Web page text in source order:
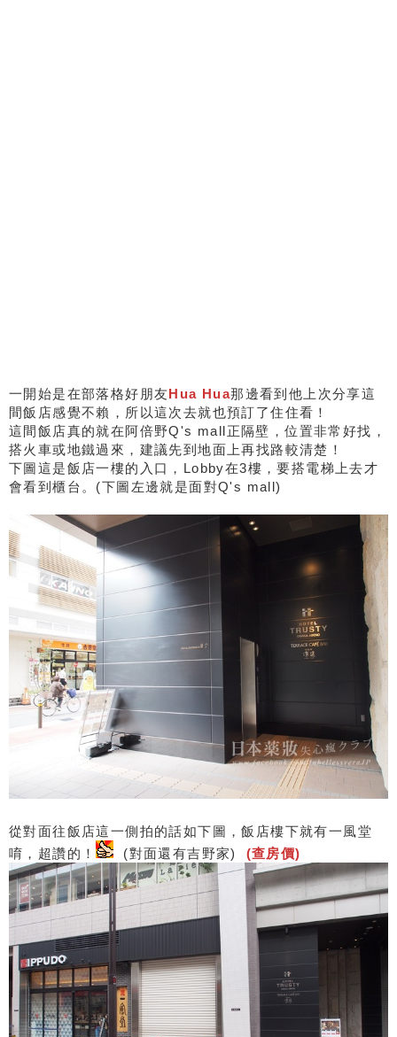
一開始是在部落格好朋友Hua Hua那邊看到他上次分享這
間飯店感覺不賴，所以這次去就也預訂了住住看！
這間飯店真的就在阿倍野Q's mall正隔壁，位置非常好找，
搭火車或地鐵過來，建議先到地面上再找路較清楚！
下圖這是飯店一樓的入口，Lobby在3樓，要搭電梯上去才
會看到櫃台。(下圖左邊就是面對Q's mall)
從對面往飯店這一側拍的話如下圖，飯店樓下就有一風堂
唷，超讚的！
(對面還有吉野家) (查房價)